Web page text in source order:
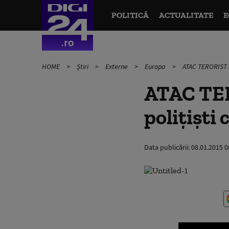
POLITICĂ ACTUALITATE
HOME Știri Externe Europa ATAC
ATAC
polițiști
Data publicării:08.01.2015